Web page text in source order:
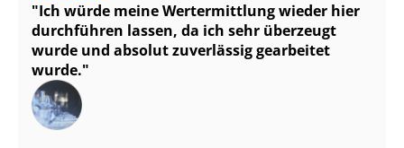
Ich würde meine Wertermittlung wieder hier
durchführen lassen, da ich sehr überzeugt
wurde und absolut zuverlässig gearbeitet
wurde.